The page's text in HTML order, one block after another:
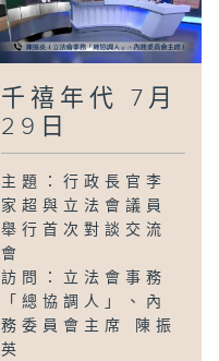
千禧年代 7月
29日
主題：行政長官李
家超與立法會議員
舉行首次對談交流
會
訪問：立法會事務
「總協調人」、內
務委員會主席 陳振
英